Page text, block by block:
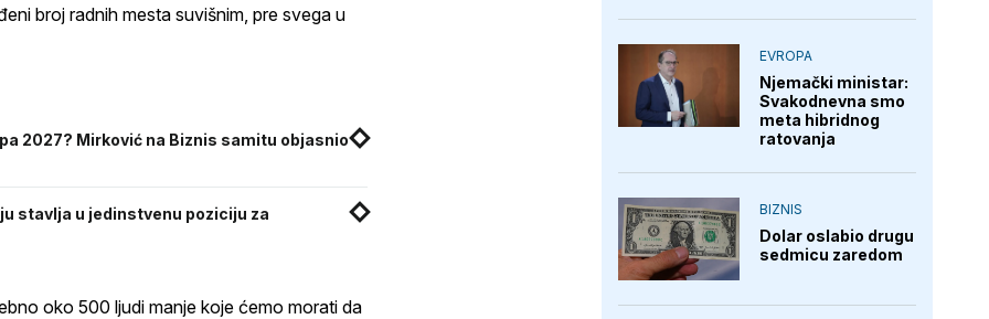
broj radnih mesta suvišnim, pre svega u
2027? Mirković na Biznis samitu objasnio
stavlja u jedinstvenu poziciju za
oko 500 ljudi manje koje ćemo morati da
EVROPA
Njemački ministar:
Svakodnevna smo
meta hibridnog
ratovanja
BIZNIS
Dolar oslabio drugu
sedmicu zaredom